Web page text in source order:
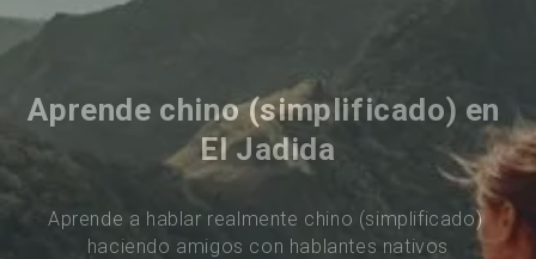
Aprende chino (simplificado) en
El Jadida
Aprende a hablar realmente chino (simplificado)
haciendo amigos con hablantes nativos